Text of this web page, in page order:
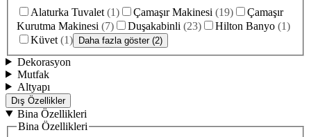
Alaturka Tuvalet (1) Çamaşır Makinesi (19)
Çamaşır
Kurutma Makinesi (7) Duşakabinli (23) Hilton Banyo (1)
Küvet (1) Daha fazla göster (2)
Dekorasyon
Mutfak
Altyapı
Dış Özellikler
Bina Özellikleri
Bina Özellikleri